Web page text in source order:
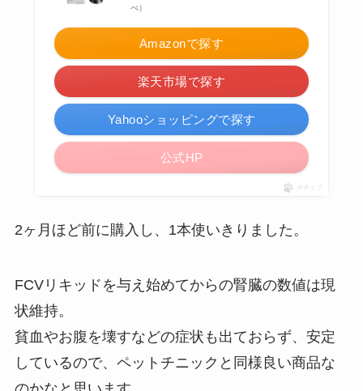
べ）
Amazonで探す
楽天市場で探す
Yahooショッピングで探す
公式HP
ポチップ
2ヶ月ほど前に購入し、1本使いきりました。
FCVリキッドを与え始めてからの腎臓の数値は現
状維持。
貧血やお腹を壊すなどの症状も出ておらず、安定
しているので、ペットチニックと同様良い商品な